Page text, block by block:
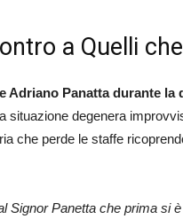
a Quelli
Adriano Panatta durante
situazione degenera
che perde le staffe
Signor Panetta che prima si